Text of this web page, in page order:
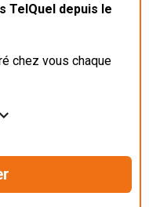
TelQuel depuis le
chez vous chaque
tablette et
avant la sortie